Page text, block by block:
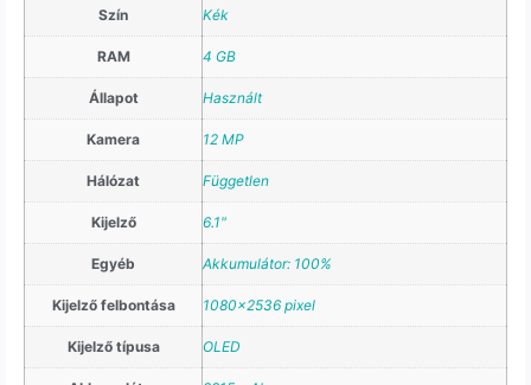
Szín Kék
RAM 4 GB
Állapot Használt
Kamera 12 MP
Hálózat Független
Kijelző 6.1"
Egyéb Akkumulátor: 100%
Kijelző felbontása 1080×2536 pixel
Kijelző típusa OLED